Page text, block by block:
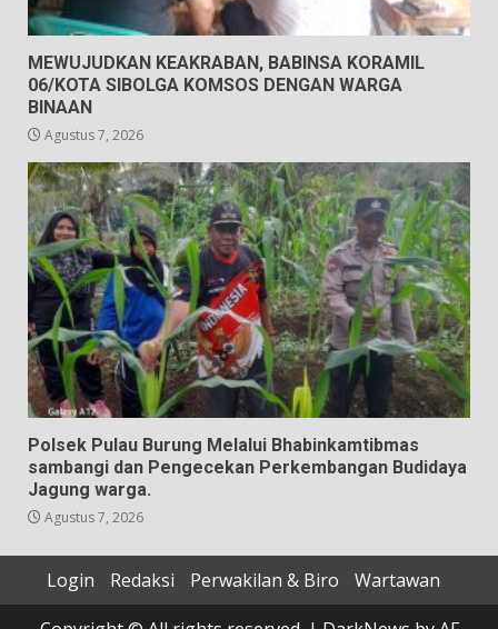
MEWUJUDKAN KEAKRABAN, BABINSA KORAMIL
06/KOTA SIBOLGA KOMSOS DENGAN WARGA
BINAAN
Agustus 7, 2026
Polsek Pulau Burung Melalui Bhabinkamtibmas
sambangi dan Pengecekan Perkembangan Budidaya
Jagung warga.
Agustus 7, 2026
Login Redaksi Perwakilan & Biro
Wartawan